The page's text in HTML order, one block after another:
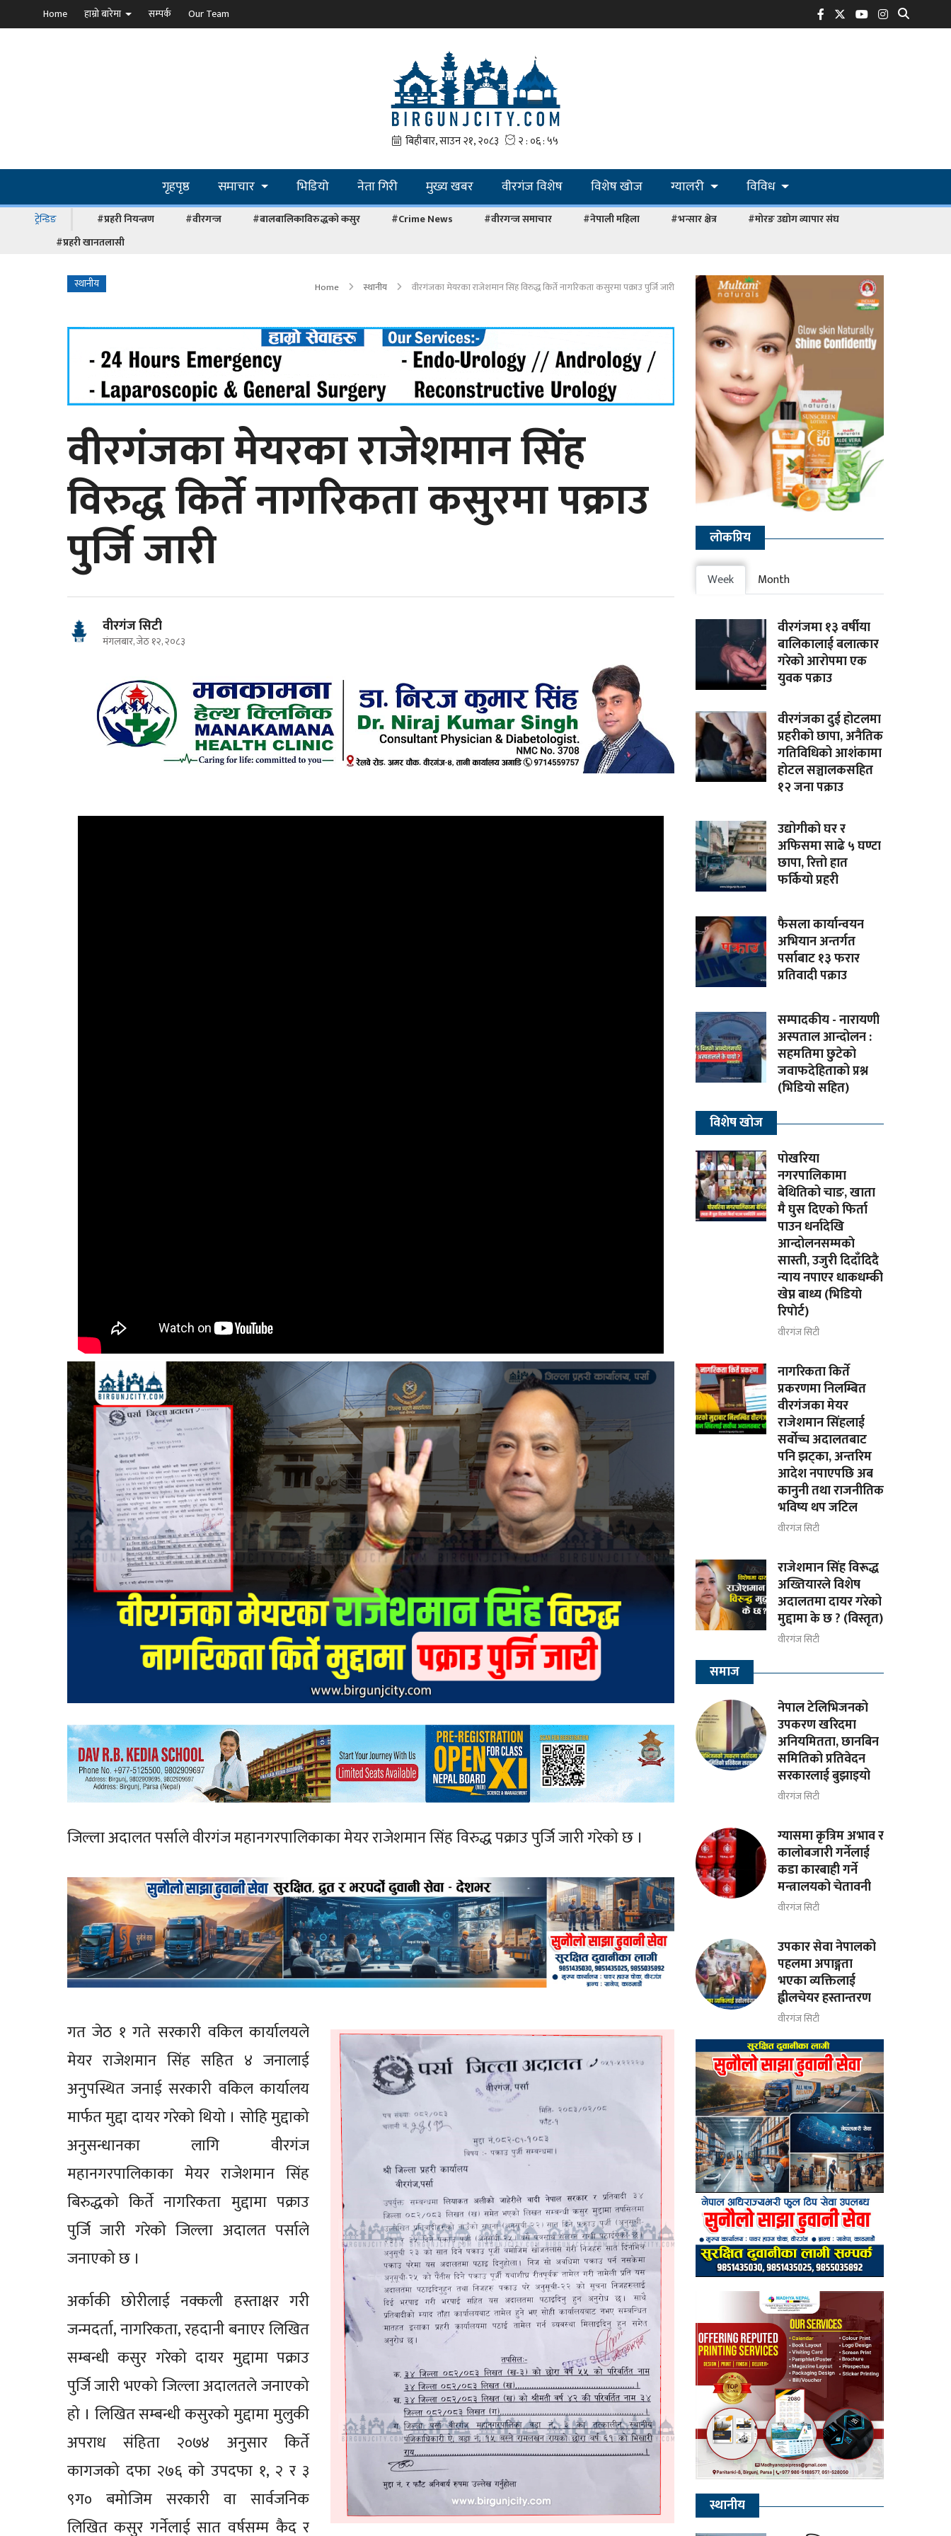
Home हाम्रो बारेमा सम्पर्क Our Team
गृहपृष्ठ समाचार भिडियो नेता गिरी मुख्य खबर वीरगंज विशेष विशेष खोज ग्यालरी विविध
ट्रेन्डिङ #प्रहरी नियन्त्रण #वीरगन्ज #बालबालिकाविरुद्धको कसुर #Crime News #वीरगन्ज समाचार #नेपाली महिला #भन्सार क्षेत्र
#मोरङ उद्योग व्यापार संघ
#प्रहरी खानतलासी
स्थानीय Home स्थानीय वीरगंजका मेयरका राजेशमान सिंह विरुद्ध किर्ते नागरिकता कसुरमा पक्राउ पुर्जि जारी
वीरगंजका मेयरका राजेशमान सिंह
विरुद्ध किर्ते नागरिकता कसुरमा पक्राउ
पुर्जि जारी
वीरगंज सिटी
मंगलबार, जेठ १२, २०८३
जिल्ला अदालत पर्साले वीरगंज महानगरपालिकाका मेयर राजेशमान सिंह विरुद्ध पक्राउ पुर्जि जारी गरेको छ ।
गत जेठ १ गते सरकारी वकिल कार्यालयले
मेयर राजेशमान सिंह सहित ४ जनालाई
अनुपस्थित जनाई सरकारी वकिल कार्यालय
मार्फत मुद्दा दायर गरेको थियो । सोहि मुद्दाको
अनुसन्धानका लागि वीरगंज
महानगरपालिकाका मेयर राजेशमान सिंह
बिरुद्धको किर्ते नागरिकता मुद्दामा पक्राउ
पुर्जि जारी गरेको जिल्ला अदालत पर्साले
जनाएको छ ।
अर्काकी छोरीलाई नक्कली हस्ताक्षर गरी
जन्मदर्ता, नागरिकता, रहदानी बनाएर लिखित
सम्बन्धी कसुर गरेको दायर मुद्दामा पक्राउ
पुर्जि जारी भएको जिल्ला अदालतले जनाएको
हो । लिखित सम्बन्धी कसुरको मुद्दामा मुलुकी
अपराध संहिता २०७४ अनुसार किर्ते
कागजको दफा २७६ को उपदफा १, २ र ३
९ग० बमोजिम सरकारी वा सार्वजनिक
लिखित कसुर गर्नेलाई सात वर्षसम्म कैद र
लाेकप्रिय
Week Month
वीरगंजमा १३ वर्षीया
बालिकालाई बलात्कार
गरेको आरोपमा एक
युवक पक्राउ
वीरगंजका दुई होटलमा
प्रहरीको छापा, अनैतिक
गतिविधिको आशंकामा
होटल सञ्चालकसहित
१२ जना पक्राउ
उद्योगीको घर र
अफिसमा साढे ५ घण्टा
छापा, रित्तो हात
फर्कियो प्रहरी
फैसला कार्यान्वयन
अभियान अन्तर्गत
पर्साबाट १३ फरार
प्रतिवादी पक्राउ
सम्पादकीय - नारायणी
अस्पताल आन्दोलन :
सहमतिमा छुटेको
जवाफदेहिताको प्रश्न
(भिडियाे सहित)
विशेष खोज
पोखरिया
नगरपालिकामा
बेथितिको चाङ, खाता
मै घुस दिएको फिर्ता
पाउन धर्नादेखि
आन्दोलनसम्मकाे
सास्ती, उजुरी दिदाँदिदै
न्याय नपाएर धाकधम्की
खेप्न बाध्य (भिडियाे
रिपाेर्ट)
वीरगंज सिटी
नागरिकता किर्ते
प्रकरणमा निलम्बित
वीरगंजका मेयर
राजेशमान सिंहलाई
सर्वोच्च अदालतबाट
पनि झट्का, अन्तरिम
आदेश नपाएपछि अब
कानुनी तथा राजनीतिक
भविष्य थप जटिल
वीरगंज सिटी
राजेशमान सिंह विरूद्ध
अख्तियारले विशेष
अदालतमा दायर गरेको
मुद्दामा के छ ? (विस्तृत)
वीरगंज सिटी
समाज
नेपाल टेलिभिजनको
उपकरण खरिदमा
अनियमितता, छानबिन
समितिको प्रतिवेदन
सरकारलाई बुझाइयो
वीरगंज सिटी
ग्यासमा कृत्रिम अभाव र
कालोबजारी गर्नेलाई
कडा कारबाही गर्ने
मन्त्रालयको चेतावनी
वीरगंज सिटी
उपकार सेवा नेपालको
पहलमा अपाङ्गता
भएका व्यक्तिलाई
ह्वीलचेयर हस्तान्तरण
वीरगंज सिटी
स्थानीय